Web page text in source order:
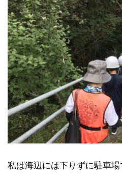
私は海辺には下りずに駐車場